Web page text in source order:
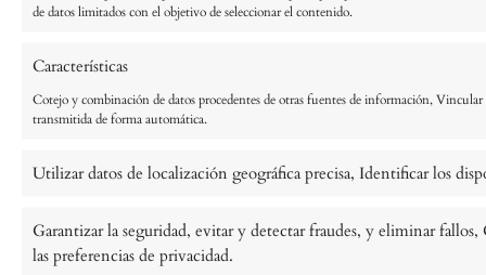
de datos limitados con el objetivo de seleccionar el contenido.
Características
Cotejo y combinación de datos procedentes de otras fuentes de información,
transmitida de forma automática.
Utilizar datos de localización geográfica precisa, Identificar los
Garantizar la seguridad, evitar y detectar fraudes, y eliminar
las preferencias de privacidad.